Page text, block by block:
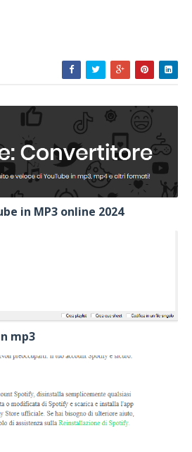
in MP3 online 2024
mp3